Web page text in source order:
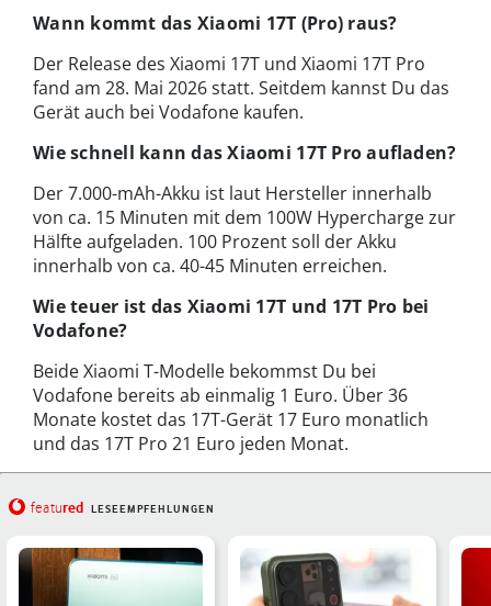
Wann kommt das Xiaomi 17T (Pro) raus?
Der Release des Xiaomi 17T und Xiaomi 17T Pro
fand am 28. Mai 2026 statt. Seitdem kannst Du das
Gerät auch bei Vodafone kaufen.
Wie schnell kann das Xiaomi 17T Pro aufladen?
Der 7.000-mAh-Akku ist laut Hersteller innerhalb
von ca. 15 Minuten mit dem 100W Hypercharge zur
Hälfte aufgeladen. 100 Prozent soll der Akku
innerhalb von ca. 40-45 Minuten erreichen.
Wie teuer ist das Xiaomi 17T und 17T Pro bei
Vodafone?
Beide Xiaomi T-Modelle bekommst Du bei
Vodafone bereits ab einmalig 1 Euro. Über 36
Monate kostet das 17T-Gerät 17 Euro monatlich
und das 17T Pro 21 Euro jeden Monat.
featured LESEEMPFEHLUNGEN